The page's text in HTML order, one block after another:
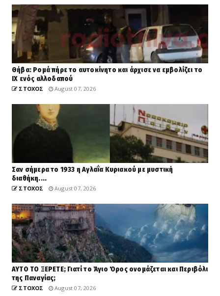
Θήβα: Ρομά πήρε το αυτοκίνητο και άρχισε να εμβολίζει το
ΙΧ ενός αλλοδαπού
ΣΤΟΧΟΣ August 07, 2026
Σαν σήμερα το 1933 η Αγλαΐα Κυριακού με μυστική
διαθήκη....
ΣΤΟΧΟΣ August 07, 2026
ΑΥΤΟ ΤΟ ΞΕΡΕΤΕ; Γιατί το Άγιο Όρος ονομάζεται και Περιβόλι
της Παναγίας;
ΣΤΟΧΟΣ August 07, 2026